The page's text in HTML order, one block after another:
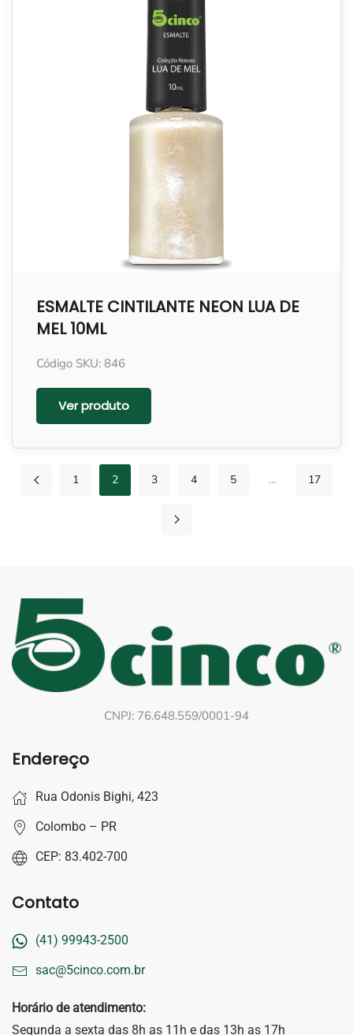
ESMALTE CINTILANTE NEON LUA DE
MEL 10ML
Código SKU: 846
Ver produto
1 2 3 4 5 … 17
CNPJ: 76.648.559/0001-94
Endereço
Rua Odonis Bighi, 423
Colombo – PR
CEP: 83.402-700
Contato
(41) 99943-2500
sac@5cinco.com.br
Horário de atendimento:
Segunda a sexta das 8h as 11h e das 13h as 17h